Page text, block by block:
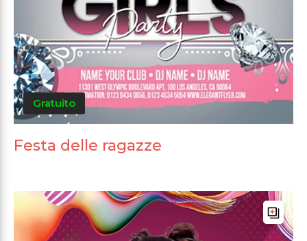
Gratuito
Festa delle ragazze